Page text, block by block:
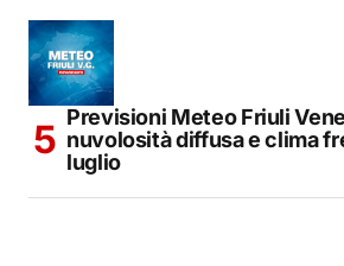
Previsioni Meteo Friuli
nuvolosità diffusa e clima
luglio